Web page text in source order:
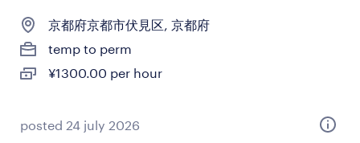
京都府京都市伏見区, 京都府
temp to perm
¥1300.00 per hour
posted 24 july 2026